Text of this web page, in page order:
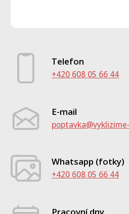
Telefon
+420 608 05 66 44
E-mail
Whatsapp (fotky)
+420 608 05 66 44
Pracovní dny